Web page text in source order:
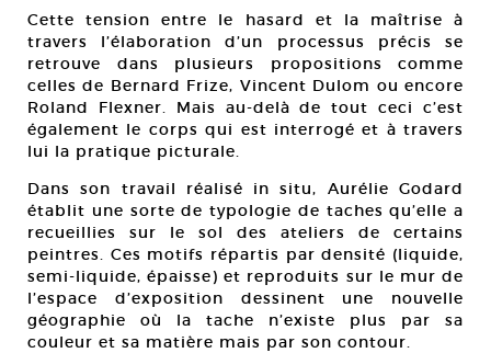
Cette tension entre le hasard et la maîtrise à
travers l’élaboration d’un processus précis se
retrouve dans plusieurs propositions comme
celles de Bernard Frize, Vincent Dulom ou encore
Roland Flexner. Mais au-delà de tout ceci c’est
également le corps qui est interrogé et à travers
lui la pratique picturale.
Dans son travail réalisé in situ, Aurélie Godard
établit une sorte de typologie de taches qu’elle a
recueillies sur le sol des ateliers de certains
peintres. Ces motifs répartis par densité (liquide,
semi-liquide, épaisse) et reproduits sur le mur de
l’espace d’exposition dessinent une nouvelle
géographie où la tache n’existe plus par sa
couleur et sa matière mais par son contour.